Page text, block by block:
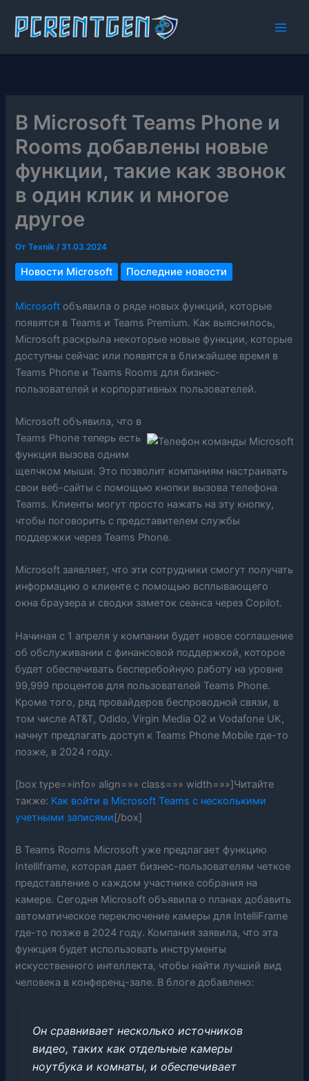
содержимому
В Microsoft Teams Phone и
Rooms добавлены новые
функции, такие как звонок
в один клик и многое
другое
ОтTexnik/ 31.03.2024
Новости Microsoft Последние новости
Microsoft объявила о ряде новых функций, которые
появятся в Teams и Teams Premium. Как выяснилось,
Microsoft раскрыла некоторые новые функции, которые
доступны сейчас или появятся в ближайшее время в
Teams Phone и Teams Rooms для бизнес-
пользователей и корпоративных пользователей.
Microsoft объявила, что в
Teams Phone теперь есть
функция вызова одним
щелчком мыши. Это позволит компаниям настраивать
свои веб-сайты с помощью кнопки вызова телефона
Teams. Клиенты могут просто нажать на эту кнопку,
чтобы поговорить с представителем службы
поддержки через Teams Phone.
Microsoft заявляет, что эти сотрудники смогут получать
информацию о клиенте с помощью всплывающего
окна браузера и сводки заметок сеанса через Copilot.
Начиная с 1 апреля у компании будет новое соглашение
об обслуживании с финансовой поддержкой, которое
будет обеспечивать бесперебойную работу на уровне
99,999 процентов для пользователей Teams Phone.
Кроме того, ряд провайдеров беспроводной связи, в
том числе AT&T, Odido, Virgin Media O2 и Vodafone UK,
начнут предлагать доступ к Teams Phone Mobile где-то
позже, в 2024 году.
[box type=»info» align=»» class=»» width=»»]Читайте
также: Как войти в Microsoft Teams с несколькими
учетными записями[/box]
В Teams Rooms Microsoft уже предлагает функцию
Intelliframe, которая дает бизнес-пользователям четкое
представление о каждом участнике собрания на
камере. Сегодня Microsoft объявила о планах добавить
автоматическое переключение камеры для IntelliFrame
где-то позже в 2024 году. Компания заявила, что эта
функция будет использовать инструменты
искусственного интеллекта, чтобы найти лучший вид
человека в конференц-зале. В блоге добавлено:
Он сравнивает несколько источников
видео, таких как отдельные камеры
ноутбука и комнаты, и обеспечивает